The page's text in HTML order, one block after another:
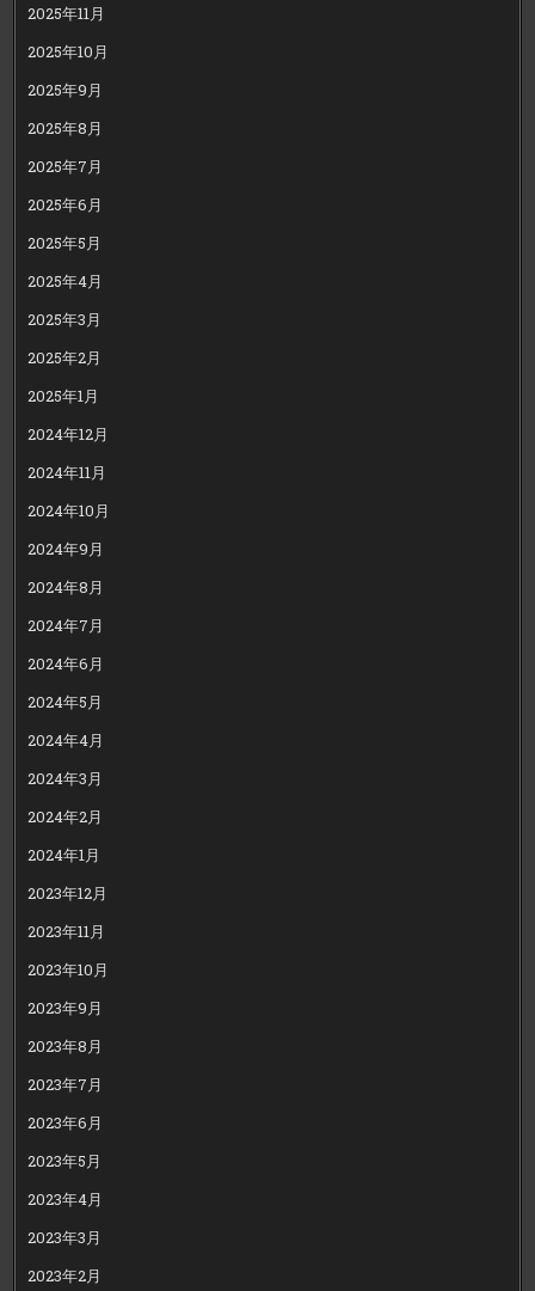
2025年11月
2025年10月
2025年9月
2025年8月
2025年7月
2025年6月
2025年5月
2025年4月
2025年3月
2025年2月
2025年1月
2024年12月
2024年11月
2024年10月
2024年9月
2024年8月
2024年7月
2024年6月
2024年5月
2024年4月
2024年3月
2024年2月
2024年1月
2023年12月
2023年11月
2023年10月
2023年9月
2023年8月
2023年7月
2023年6月
2023年5月
2023年4月
2023年3月
2023年2月